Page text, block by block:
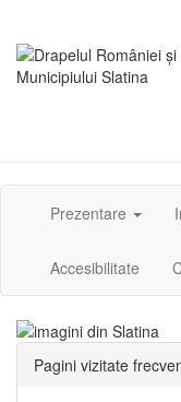
Prezentare
Accesibilitate
Pagini vizitate